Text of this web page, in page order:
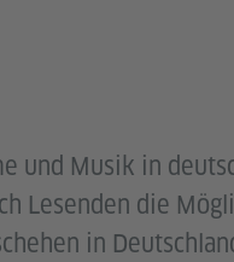
und Musik in
Lesenden die
in